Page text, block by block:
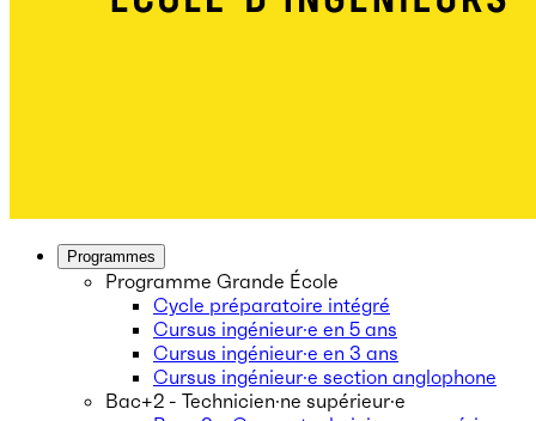
Programmes
Programme Grande École
Cycle préparatoire intégré
Cursus ingénieur·e en 5 ans
Cursus ingénieur·e en 3 ans
Cursus ingénieur·e section anglophone
Bac+2 - Technicien·ne supérieur·e